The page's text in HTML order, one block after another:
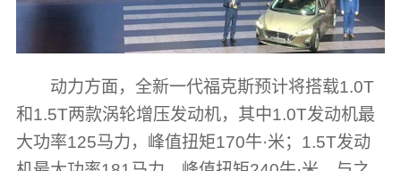
动力方面，全新一代福克斯预计将搭载1.0T
和1.5T两款涡轮增压发动机，其中1.0T发动机最
大功率125马力，峰值扭矩170牛·米；1.5T发动